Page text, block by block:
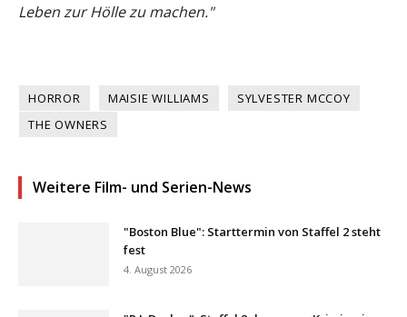
Leben zur Hölle zu machen."
HORROR MAISIE WILLIAMS
SYLVESTER MCCOY
THE OWNERS
Weitere Film- und Serien-News
"Boston Blue": Starttermin von Staffel 2 steht
fest
4. August 2026